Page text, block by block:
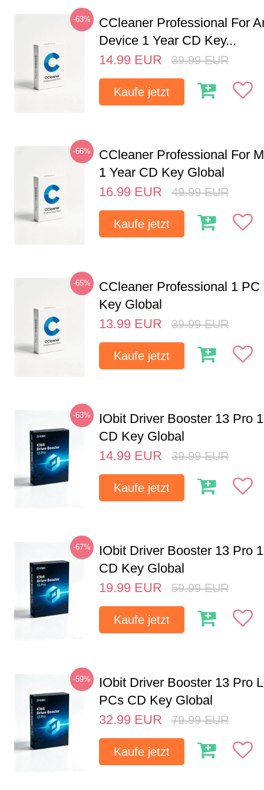
-63%
CCleaner Professional For
Device 1 Year CD Key...
14.99 EUR 39.99 EUR
Kaufe jetzt
-66%
CCleaner Professional For
1 Year CD Key Global
16.99 EUR 49.99 EUR
Kaufe jetzt
-65%
CCleaner Professional 1 PC
Key Global
13.99 EUR 39.99 EUR
Kaufe jetzt
-63%
IObit Driver Booster 13 Pro
CD Key Global
14.99 EUR 39.99 EUR
Kaufe jetzt
-67%
IObit Driver Booster 13 Pro
CD Key Global
19.99 EUR 59.99 EUR
Kaufe jetzt
-59%
IObit Driver Booster 13 Pro
PCs CD Key Global
32.99 EUR 79.99 EUR
Kaufe jetzt